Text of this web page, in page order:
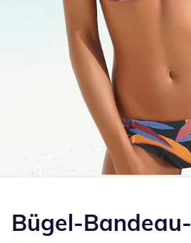
Bügel-Bandeau-